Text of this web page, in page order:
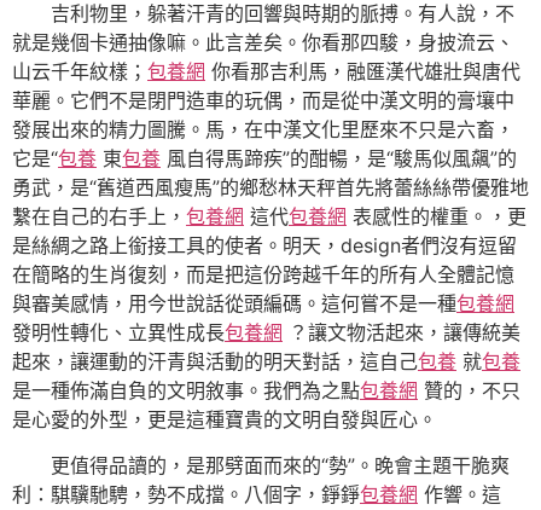
吉利物里，躲著汗青的回響與時期的脈搏。有人說，不
就是幾個卡通抽像嘛。此言差矣。你看那四駿，身披流云、
山云千年紋樣； 包養網 你看那吉利馬，融匯漢代雄壯與唐代
華麗。它們不是閉門造車的玩偶，而是從中漢文明的膏壤中
發展出來的精力圖騰。馬，在中漢文化里歷來不只是六畜，
它是“包養 東包養 風自得馬蹄疾”的酣暢，是“駿馬似風飆”的
勇武，是“舊道西風瘦馬”的鄉愁林天秤首先將蕾絲絲帶優雅地
繫在自己的右手上， 包養網 這代包養網 表感性的權重。，更
是絲綢之路上銜接工具的使者。明天，design者們沒有逗留
在簡略的生肖復刻，而是把這份跨越千年的所有人全體記憶
與審美感情，用今世說話從頭編碼。這何嘗不是一種包養網
發明性轉化、立異性成長包養網 ？讓文物活起來，讓傳統美
起來，讓運動的汗青與活動的明天對話，這自己包養 就包養
是一種佈滿自負的文明敘事。我們為之點包養網 贊的，不只
是心愛的外型，更是這種寶貴的文明自發與匠心。
更值得品讀的，是那劈面而來的“勢”。晚會主題干脆爽
利：騏驥馳騁，勢不成擋。八個字，錚錚包養網 作響。這